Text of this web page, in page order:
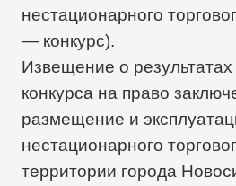
нестационарного
— конкурс).
Извещение о
конкурса на право
размещение и
нестационарного
территории города